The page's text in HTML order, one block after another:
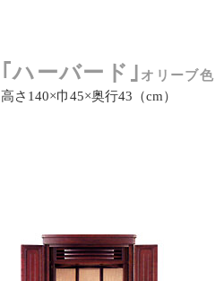
｢ハーバード｣ オリーブ色
高さ140×巾45×奥行43（cm）